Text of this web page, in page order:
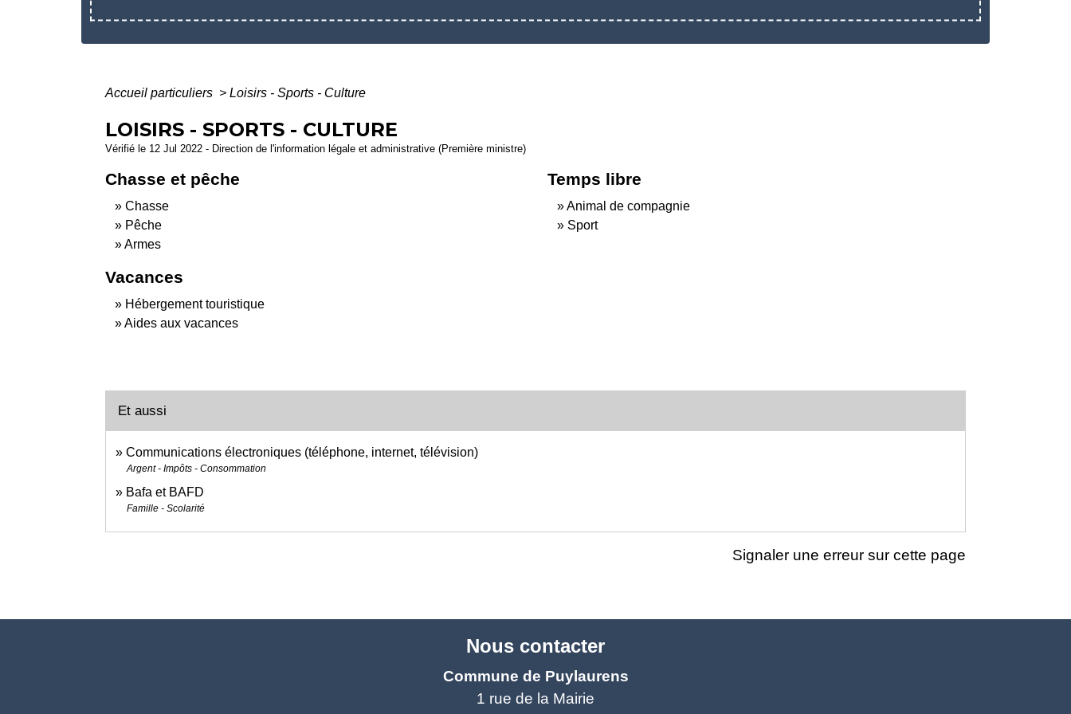
Accueil particuliers > Loisirs - Sports - Culture
LOISIRS - SPORTS - CULTURE
Vérifié le 12 Jul 2022 - Direction de l'information légale et administrative (Première ministre)
Chasse et pêche
Chasse
Pêche
Armes
Temps libre
Animal de compagnie
Sport
Vacances
Hébergement touristique
Aides aux vacances
Et aussi
Communications électroniques (téléphone, internet, télévision)
Argent - Impôts - Consommation
Bafa et BAFD
Famille - Scolarité
Signaler une erreur sur cette page
Nous contacter
Commune de Puylaurens
1 rue de la Mairie